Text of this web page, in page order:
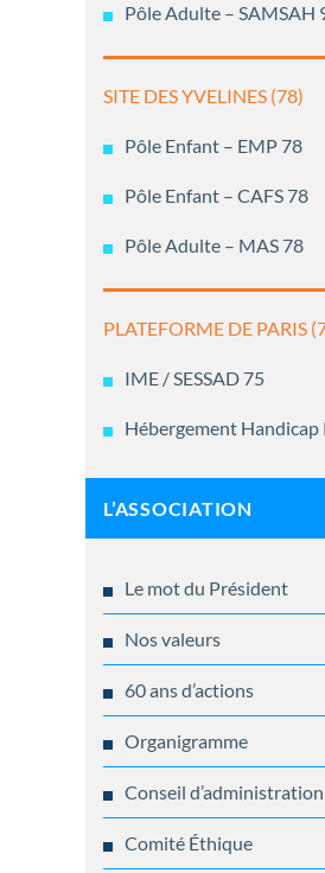
Pôle Adulte – SAMSAH
SITE DES YVELINES (78)
Pôle Enfant – EMP 78
Pôle Enfant – CAFS 78
Pôle Adulte – MAS 78
PLATEFORME DE PARIS
IME / SESSAD 75
Hébergement Handicap
L’ASSOCIATION
Le mot du Président
Nos valeurs
60 ans d’actions
Organigramme
Conseil d’administration
Comité Éthique